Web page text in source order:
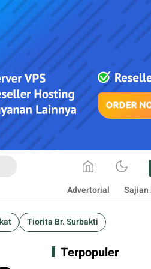
Advertorial Sajian
Tiorita Br. Surbakti
Terpopuler